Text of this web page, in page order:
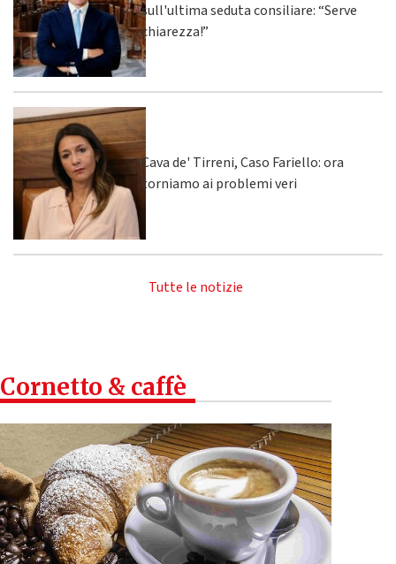
sull'ultima seduta consiliare: “Serve
chiarezza!”
Cava de' Tirreni, Caso Fariello: ora
torniamo ai problemi veri
Tutte le notizie
Cornetto & caffè